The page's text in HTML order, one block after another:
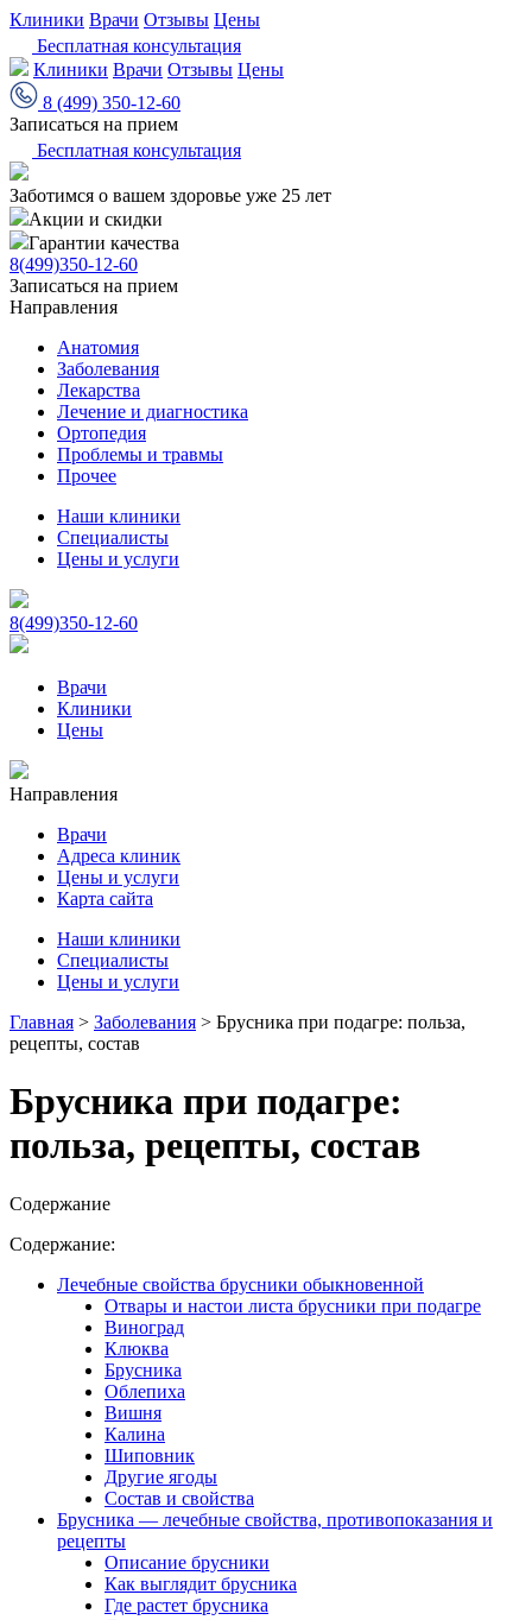
Клиники Врачи Отзывы Цены
Бесплатная консультация
Клиники Врачи Отзывы Цены
8 (499) 350-12-60
Записаться на прием
Бесплатная консультация
Заботимся о вашем здоровье уже 25 лет
Акции и скидки
Гарантии качества
8(499)350-12-60
Записаться на прием
Направления
Анатомия
Заболевания
Лекарства
Лечение и диагностика
Ортопедия
Проблемы и травмы
Прочее
Наши клиники
Специалисты
Цены и услуги
8(499)350-12-60
Врачи
Клиники
Цены
Направления
Врачи
Адреса клиник
Цены и услуги
Карта сайта
Наши клиники
Специалисты
Цены и услуги
Главная > Заболевания > Брусника при подагре: польза,
рецепты, состав
Брусника при подагре:
польза, рецепты, состав
Содержание
Содержание:
Лечебные свойства брусники обыкновенной
Отвары и настои листа брусники при подагре
Виноград
Клюква
Брусника
Облепиха
Вишня
Калина
Шиповник
Другие ягоды
Состав и свойства
Брусника — лечебные свойства, противопоказания и
рецепты
Описание брусники
Как выглядит брусника
Где растет брусника